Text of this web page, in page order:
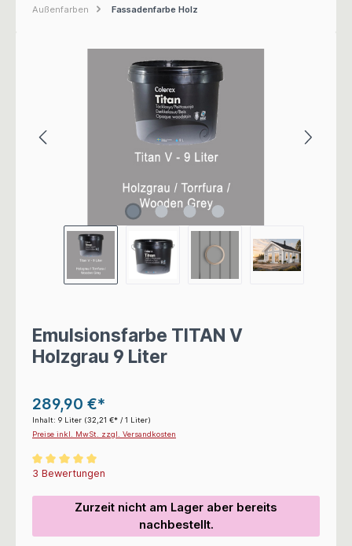
Außenfarben Fassadenfarbe Holz
Emulsionsfarbe TITAN V
Holzgrau 9 Liter
289,90 €*
Inhalt: 9 Liter (32,21 €* / 1 Liter)
Preise inkl. MwSt. zzgl. Versandkosten
Durchschnittliche Bewertung von 5 von 5 Sternen
3 Bewertungen
Zurzeit nicht am Lager aber bereits
nachbestellt.